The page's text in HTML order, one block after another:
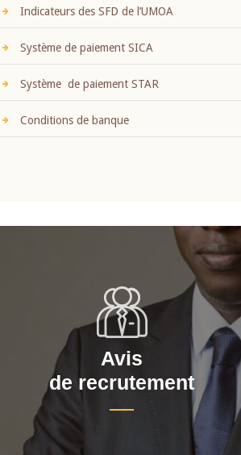
Indicateurs des SFD de l’UMOA
Système de paiement SICA
Système de paiement STAR
Conditions de banque
Avis
de recrutement